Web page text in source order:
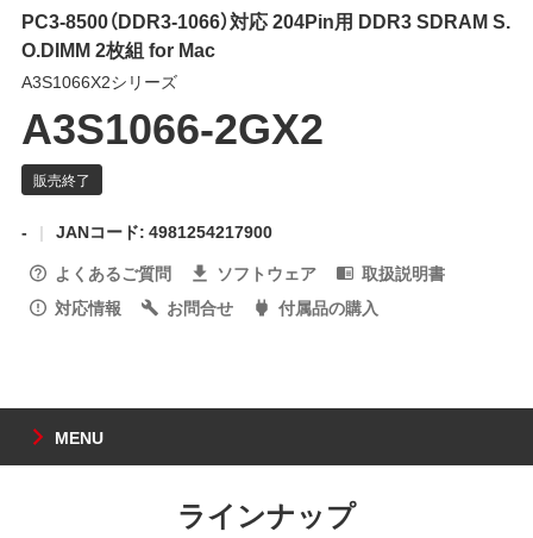
PC3-8500（DDR3-1066）対応 204Pin用 DDR3 SDRAM S.
O.DIMM 2枚組 for Mac
A3S1066X2シリーズ
A3S1066-2GX2
-
JANコード: 4981254217900
よくあるご質問
ソフトウェア
取扱説明書
対応情報
お問合せ 付属品の購入
MENU
ラインナップ